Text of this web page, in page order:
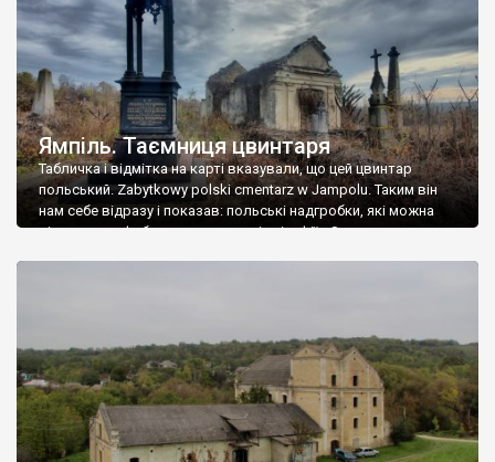
Ямпіль. Таємниця цвинтаря
Табличка і відмітка на карті вказували, що цей цвинтар
польський. Zabytkowy polski cmentarz w Jampolu. Таким він
нам себе відразу і показав: польські надгробки, які можна
віднести до фабричних, польські епітафії… Загалом цвинтар